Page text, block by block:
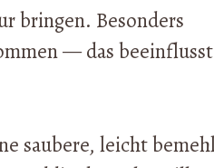
bringen. Besonders
— das beeinflusst
saubere, leicht